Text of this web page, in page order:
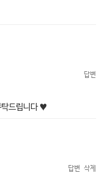
답변
탁드립니다 ♥
답변 삭제